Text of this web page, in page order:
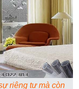
riêng tư mà còn